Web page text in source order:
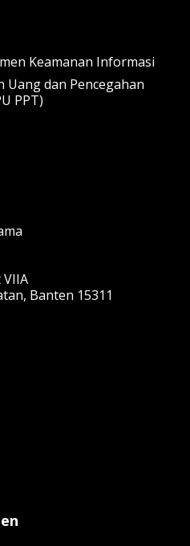
Keamanan Informasi
Uang dan Pencegahan
PPT)
VIIA
Banten 15311